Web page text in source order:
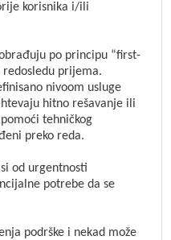
korisnika i/ili
po principu “first-
redosledu prijema.
nivoom usluge
hitno rešavanje ili
tehničkog
preko reda.
od urgentnosti
potrebe da se
podrške i nekad može